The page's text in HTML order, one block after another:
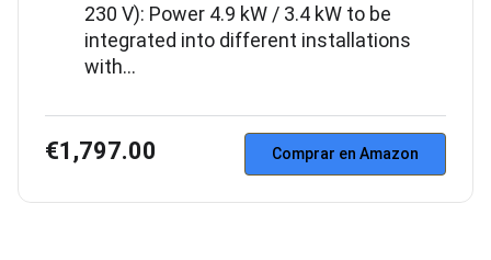
230 V): Power 4.9 kW / 3.4 kW to be
integrated into different installations
with…
€1,797.00 Comprar en Amazon